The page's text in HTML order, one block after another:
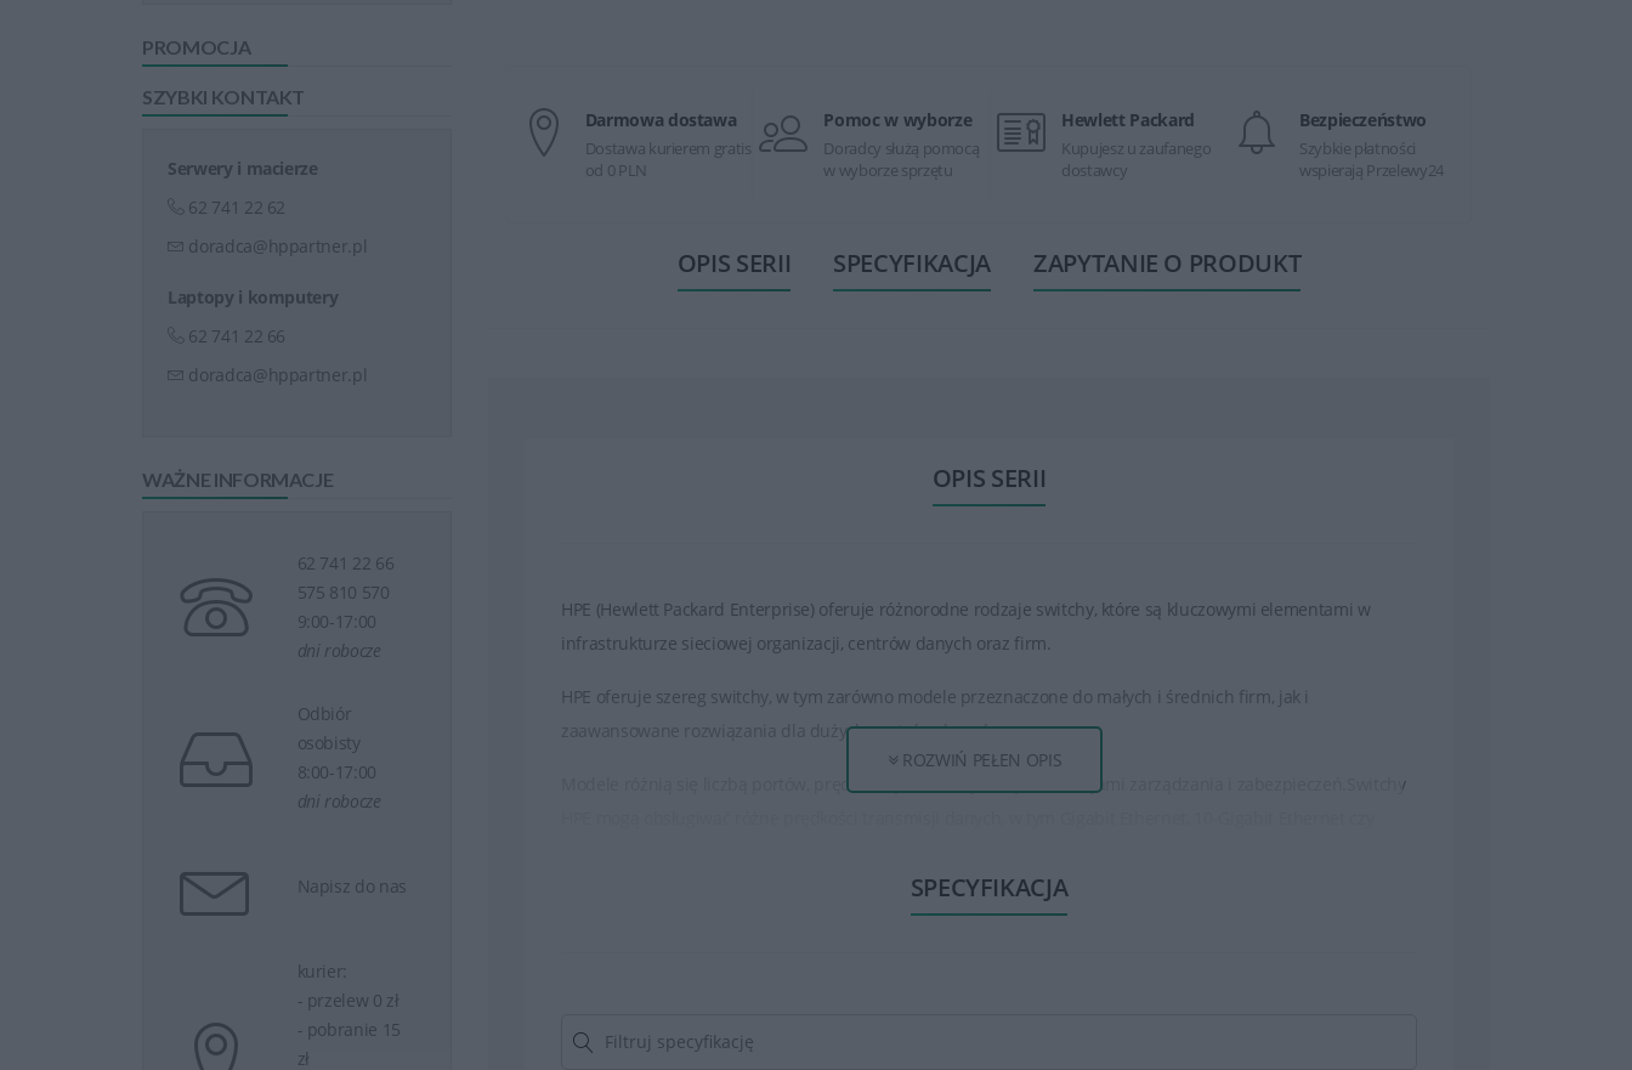
PROMOCJA
SZYBKI KONTAKT
Serwery i macierze
62 741 22 62
doradca@hppartner.pl
Laptopy i komputery
62 741 22 66
doradca@hppartner.pl
WAŻNE INFORMACJE
62 741 22 66
575 810 570
9:00-17:00
dni robocze
Odbiór
osobisty
8:00-17:00
dni robocze
Napisz do nas
kurier:
- przelew 0 zł
- pobranie 15
zł
Darmowa dostawa
Dostawa kurierem gratis
od 0 PLN
Pomoc w wyborze
Doradcy służą pomocą
w wyborze sprzętu
Hewlett Packard
Kupujesz u zaufanego
dostawcy
Bezpieczeństwo
Szybkie płatności
wspierają Przelewy24
OPIS SERII SPECYFIKACJA ZAPYTANIE O PRODUKT
OPIS SERII
HPE (Hewlett Packard Enterprise) oferuje różnorodne rodzaje switchy, które są kluczowymi elementami w
infrastrukturze sieciowej organizacji, centrów danych oraz firm.
HPE oferuje szereg switchy, w tym zarówno modele przeznaczone do małych i średnich firm, jak i
zaawansowane rozwiązania dla dużych centrów danych.
Modele różnią się liczbą portów, prędkością transmisji danych, funkcjami zarządzania i zabezpieczeń.Switchy
Switchy HPE posiadają funkcje zabezpieczeń, takie jak uwierzytelnianie użytkowników, listy kontroli dostępu
switchy, aktualizacjami oprogramowania oraz monitorowanie stanu pracy urządzenia.
ROZWIŃ PEŁEN OPIS
SPECYFIKACJA